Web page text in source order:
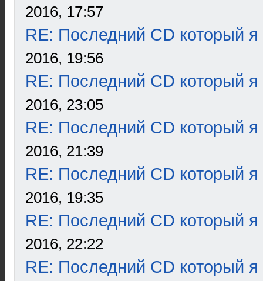
2016, 17:57
RE: Последний CD который я
2016, 19:56
RE: Последний CD который я
2016, 23:05
RE: Последний CD который я
2016, 21:39
RE: Последний CD который я
2016, 19:35
RE: Последний CD который я
2016, 22:22
RE: Последний CD который я